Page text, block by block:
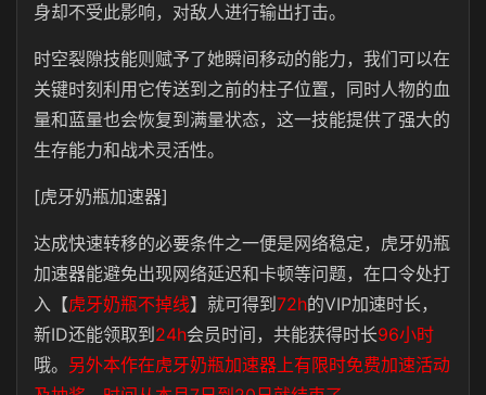
身却不受此影响，对敌人进行输出打击。
时空裂隙技能则赋予了她瞬间移动的能力，我们可以在
关键时刻利用它传送到之前的柱子位置，同时人物的血
量和蓝量也会恢复到满量状态，这一技能提供了强大的
生存能力和战术灵活性。
[虎牙奶瓶加速器]
达成快速转移的必要条件之一便是网络稳定，虎牙奶瓶
加速器能避免出现网络延迟和卡顿等问题，在口令处打
入【虎牙奶瓶不掉线】就可得到 72h的VIP加速时长，
新ID还能领取到 24h会员时间，共能获得时长96小时
哦。 另外本作在虎牙奶瓶加速器上有限时免费加速活动